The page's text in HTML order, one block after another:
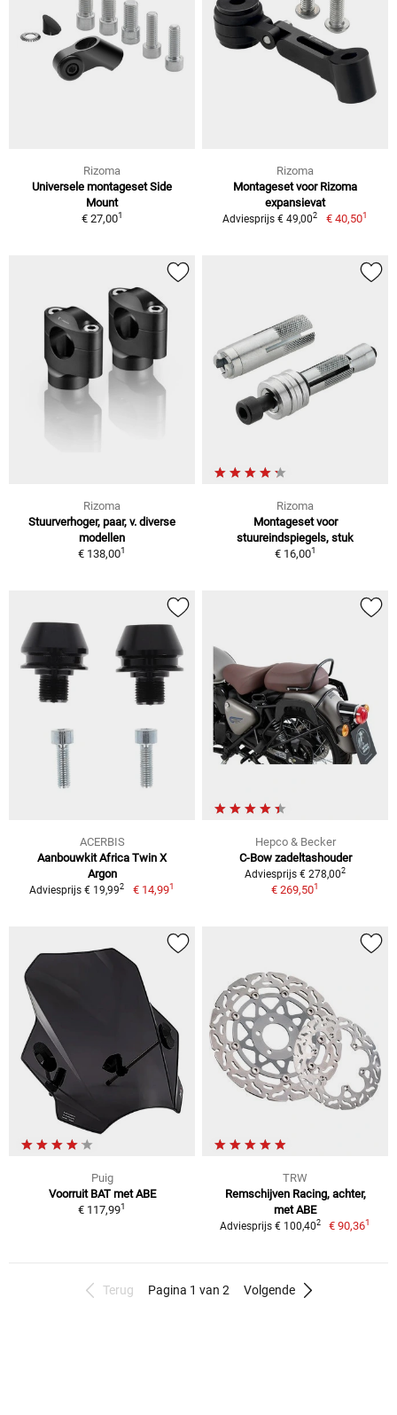
Rizoma
Universele montageset Side
Mount
€ 27,001
Rizoma
Montageset voor Rizoma
expansievat
Adviesprijs € 49,002 € 40,501
Rizoma
Stuurverhoger, paar, v. diverse
modellen
€ 138,001
Rizoma
Montageset voor
stuureindspiegels, stuk
€ 16,001
ACERBIS
Aanbouwkit Africa Twin X
Argon
Adviesprijs € 19,992 € 14,991
Hepco & Becker
C-Bow zadeltashouder
Adviesprijs € 278,002
€ 269,501
Puig
Voorruit BAT met ABE
€ 117,991
TRW
Remschijven Racing, achter,
met ABE
Adviesprijs € 100,402 € 90,361
Terug Pagina 1 van 2 Volgende